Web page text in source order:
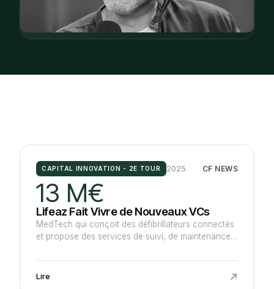
CAPITAL INNOVATION - 2E TOUR 2025 CF NEWS
13 M€
Lifeaz Fait Vivre de Nouveaux VCs
MedTech qui conçoit des défibrillateurs connectés
et propose des services de suivi, de maintenance
cardiaque.
Lire